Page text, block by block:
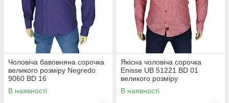
Чоловіча бавовняна сорочка
великого розміру Negredo
9060 BD 16
В наявності
Якісна чоловіча сорочка
Еnisse UB 51221 BD 01
великого розміру
В наявності